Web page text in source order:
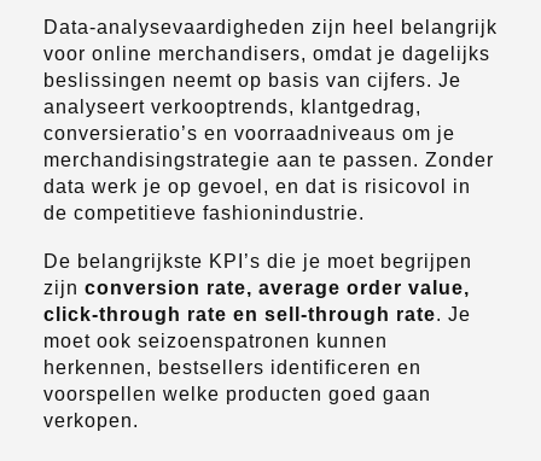
Data-analysevaardigheden zijn heel belangrijk
voor online merchandisers, omdat je dagelijks
beslissingen neemt op basis van cijfers. Je
analyseert verkooptrends, klantgedrag,
conversieratio’s en voorraadniveaus om je
merchandisingstrategie aan te passen. Zonder
data werk je op gevoel, en dat is risicovol in
de competitieve fashionindustrie.
De belangrijkste KPI’s die je moet begrijpen
zijn conversion rate, average order value,
click-through rate en sell-through rate. Je
moet ook seizoenspatronen kunnen
herkennen, bestsellers identificeren en
voorspellen welke producten goed gaan
verkopen.